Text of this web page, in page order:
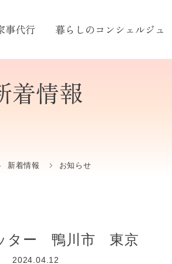
事代行 暮らしのコンシェルジュ
着情報
新着情報 お知らせ
ター 鴨川市 東京
2024.04.12